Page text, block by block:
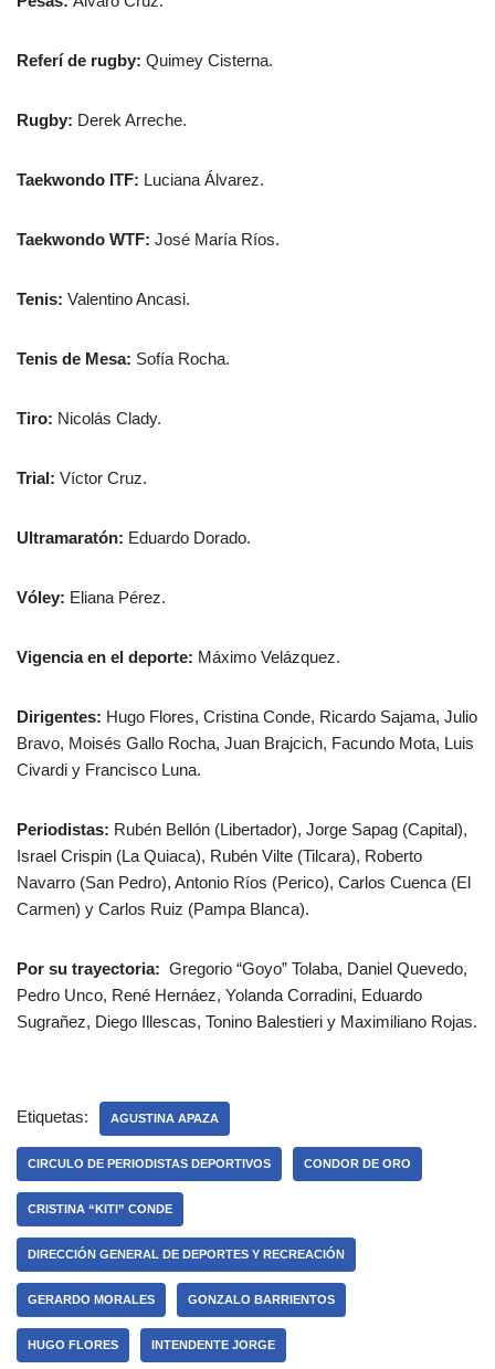
Referí de rugby: Quimey Cisterna.
Rugby: Derek Arreche.
Taekwondo ITF: Luciana Álvarez.
Taekwondo WTF: José María Ríos.
Tenis: Valentino Ancasi.
Tenis de Mesa: Sofía Rocha.
Tiro: Nicolás Clady.
Trial: Víctor Cruz.
Ultramaratón: Eduardo Dorado.
Vóley: Eliana Pérez.
Vigencia en el deporte: Máximo Velázquez.
Dirigentes: Hugo Flores, Cristina Conde, Ricardo Sajama, Julio
Bravo, Moisés Gallo Rocha, Juan Brajcich, Facundo Mota, Luis
Civardi y Francisco Luna.
Periodistas: Rubén Bellón (Libertador), Jorge Sapag (Capital),
Israel Crispin (La Quiaca), Rubén Vilte (Tilcara), Roberto
Navarro (San Pedro), Antonio Ríos (Perico), Carlos Cuenca (El
Carmen) y Carlos Ruiz (Pampa Blanca).
Por su trayectoria: Gregorio “Goyo” Tolaba, Daniel Quevedo,
Pedro Unco, René Hernáez, Yolanda Corradini, Eduardo
Sugrañez, Diego Illescas, Tonino Balestieri y Maximiliano Rojas.
Etiquetas: AGUSTINA APAZA
CIRCULO DE PERIODISTAS DEPORTIVOS CONDOR DE ORO
CRISTINA “KITI” CONDE
DIRECCIÓN GENERAL DE DEPORTES Y RECREACIÓN
GERARDO MORALES GONZALO BARRIENTOS
HUGO FLORES INTENDENTE JORGE